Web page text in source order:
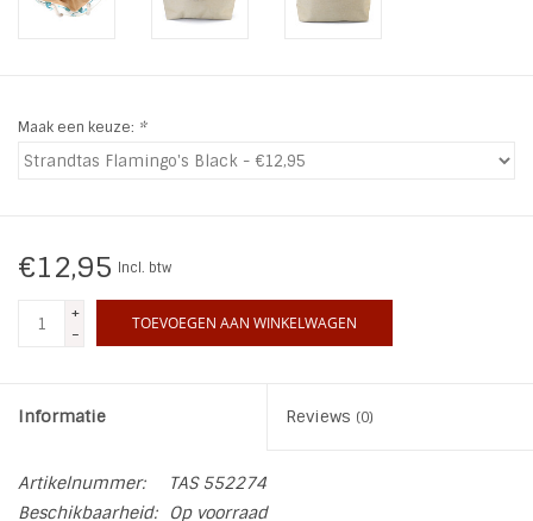
Blog
Maak een keuze: *
€12,95 Incl. btw
+
-
TOEVOEGEN AAN WINKELWAGEN
Informatie Reviews (0)
Artikelnummer:
TAS 552274
Beschikbaarheid:
Op voorraad